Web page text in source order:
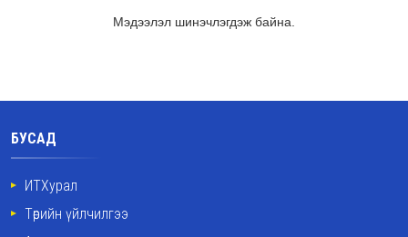
Мэдээлэл шинэчлэгдэж байна.
БУСАД
ИТХурал
Төрийн үйлчилгээ